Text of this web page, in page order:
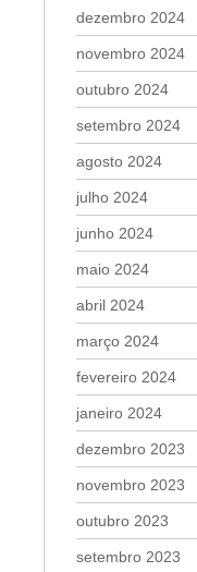
dezembro 2024
novembro 2024
outubro 2024
setembro 2024
agosto 2024
julho 2024
junho 2024
maio 2024
abril 2024
março 2024
fevereiro 2024
janeiro 2024
dezembro 2023
novembro 2023
outubro 2023
setembro 2023